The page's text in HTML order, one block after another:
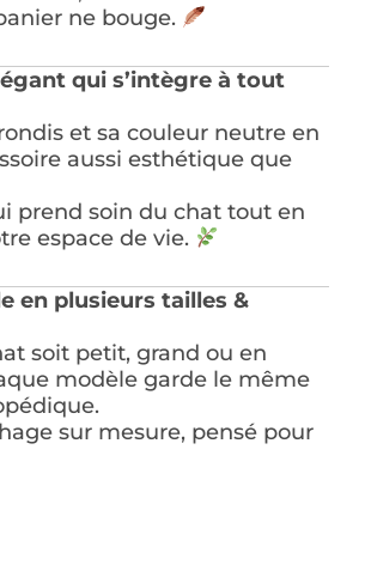
ne bouge.
qui s’intègre à tout
et sa couleur neutre en
aussi esthétique que
prend soin du chat tout en
espace de vie.
en plusieurs tailles &
soit petit, grand ou en
modèle garde le même
sur mesure, pensé pour